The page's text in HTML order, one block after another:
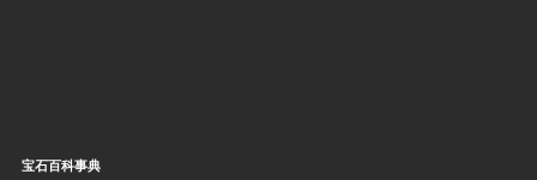
宝石百科事典